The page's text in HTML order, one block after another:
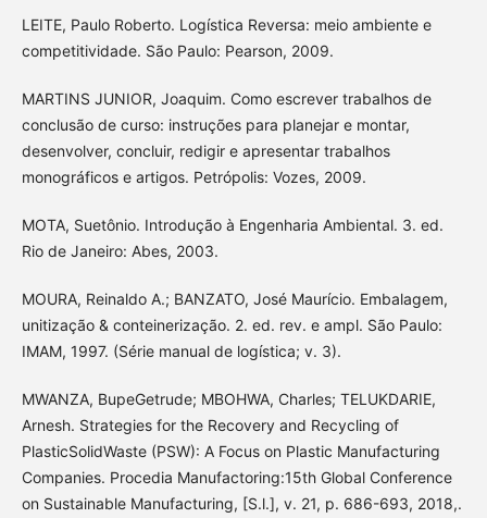
LEITE, Paulo Roberto. Logística Reversa: meio ambiente e
competitividade. São Paulo: Pearson, 2009.
MARTINS JUNIOR, Joaquim. Como escrever trabalhos de
conclusão de curso: instruções para planejar e montar,
desenvolver, concluir, redigir e apresentar trabalhos
monográficos e artigos. Petrópolis: Vozes, 2009.
MOTA, Suetônio. Introdução à Engenharia Ambiental. 3. ed.
Rio de Janeiro: Abes, 2003.
MOURA, Reinaldo A.; BANZATO, José Maurício. Embalagem,
unitização & conteinerização. 2. ed. rev. e ampl. São Paulo:
IMAM, 1997. (Série manual de logística; v. 3).
MWANZA, BupeGetrude; MBOHWA, Charles; TELUKDARIE,
Arnesh. Strategies for the Recovery and Recycling of
PlasticSolidWaste (PSW): A Focus on Plastic Manufacturing
Companies. Procedia Manufactoring:15th Global Conference
on Sustainable Manufacturing, [S.l.], v. 21, p. 686-693, 2018,.